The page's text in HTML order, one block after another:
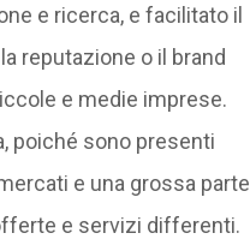
e ricerca, e facilitato il
reputazione o il brand
e medie imprese.
poiché sono presenti
e una grossa parte
e servizi differenti.